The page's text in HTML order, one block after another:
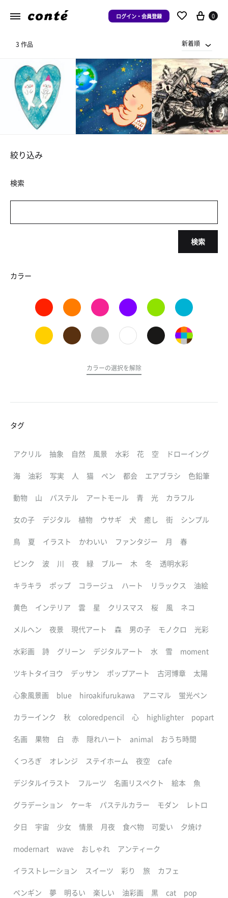
ログイン・会員登録 0
3 作品 新着順
絞り込み
検索
検索
カラー
カラーの選択を解除
タグ
アクリル 抽象 自然 風景 水彩 花 空 ドローイング
海 油彩 写実 人 猫 ペン 都会 エアブラシ 色鉛筆
動物 山 パステル アートモール 青 光 カラフル
女の子 デジタル 植物 ウサギ 犬 癒し 街 シンプル
鳥 夏 イラスト かわいい ファンタジー 月 春
ピンク 波 川 夜 緑 ブルー 木 冬 透明水彩
キラキラ ポップ コラージュ ハート リラックス 油絵
黄色 インテリア 雲 星 クリスマス 桜 風 ネコ
メルヘン 夜景 現代アート 森 男の子 モノクロ 光彩
水彩画 詩 グリーン デジタルアート 水 雪 moment
ツキトタイヨウ デッサン ポップアート 古河博章 太陽
心象風景画 blue hiroakifurukawa アニマル 蛍光ペン
カラーインク 秋 coloredpencil 心 highlighter popart
名画 果物 白 赤 隠れハート animal おうち時間
くつろぎ オレンジ ステイホーム 夜空 cafe
デジタルイラスト フルーツ 名画リスペクト 絵本 魚
グラデーション ケーキ パステルカラー モダン レトロ
夕日 宇宙 少女 情景 月夜 食べ物 可愛い 夕焼け
modernart wave おしゃれ アンティーク
イラストレーション スイーツ 彩り 旅 カフェ
ペンギン 夢 明るい 楽しい 油彩画 黒 cat pop